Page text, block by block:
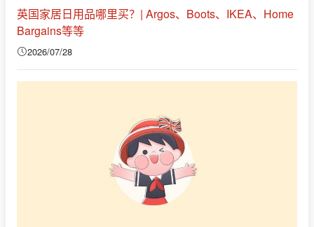
英国家居日用品哪里买？| Argos、Boots、IKEA、Home
Bargains等等
2026/07/28